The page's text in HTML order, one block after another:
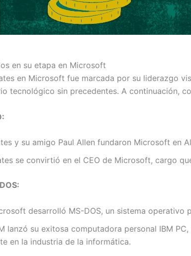
en su etapa en Microsoft
en Microsoft fue marcada por su liderazgo
tecnológico sin precedentes. A continuación,
y su amigo Paul Allen fundaron Microsoft en
se convirtió en el CEO de Microsoft, cargo
desarrolló MS-DOS, un sistema operativo
lanzó su exitosa computadora personal IBM
en la industria de la informática.